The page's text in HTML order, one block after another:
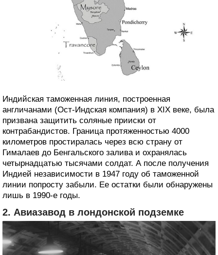
Индийская таможенная линия, построенная
англичанами (Ост-Индская компания) в XIX веке, была
призвана защитить соляные прииски от
контрабандистов. Граница протяженностью 4000
километров простиралась через всю страну от
Гималаев до Бенгальского залива и охранялась
четырнадцатью тысячами солдат. А после получения
Индией независимости в 1947 году об таможенной
линии попросту забыли. Ее остатки были обнаружены
лишь в 1990-е годы.
2. Авиазавод в лондонской подземке